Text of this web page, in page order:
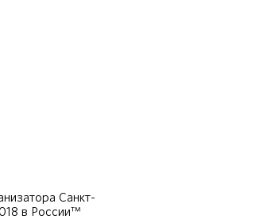
Санкт-
в России™